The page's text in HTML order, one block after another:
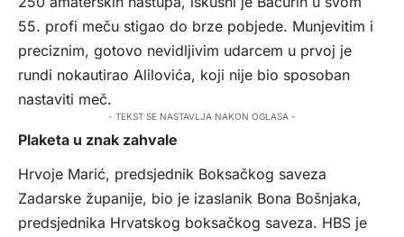
55. profi meču stigao do brze pobjede. Munjevitim i
preciznim, gotovo nevidljivim udarcem u prvoj je
rundi nokautirao Alilovića, koji nije bio sposoban
nastaviti meč.
- TEKST SE NASTAVLJA NAKON OGLASA -
Plaketa u znak zahvale
Hrvoje Marić, predsjednik Boksačkog saveza
Zadarske županije, bio je izaslanik Bona Bošnjaka,
predsjednika Hrvatskog boksačkog saveza. HBS je